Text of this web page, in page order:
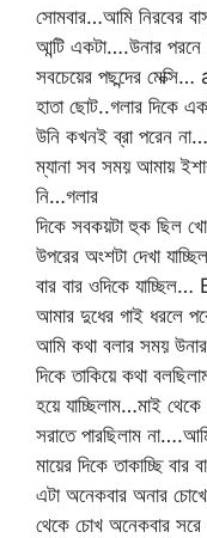
সোমবার…আমি নিরবের
আন্টি একটা….উনার
সবচেয়ের পছন্দের
হাতা ছোট..গলার দিকে
উনি কখনই ব্রা পরেন
ম্যানা সব সময় আমায়
নি…গলার
দিকে সবকয়টা হুক ছিল
উপরের অংশটা দেখা
বার বার ওদিকে
আমার দুধের গাই ধরলে
আমি কথা বলার সময়
দিকে তাকিয়ে কথা
হয়ে যাচ্ছিলাম…মাই
সরাতে পারছিলাম
মায়ের দিকে তাকাচ্ছি বার
এটা অনেকবার অনার
থেকে চোখ অনেকবার সরে